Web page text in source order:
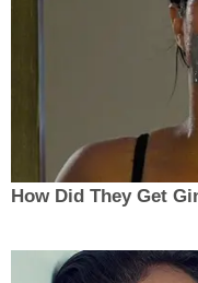
How Did They Get